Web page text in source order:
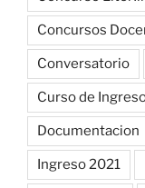
Concursos
Conversatorio
Curso de
Documentacion
Ingreso 2021